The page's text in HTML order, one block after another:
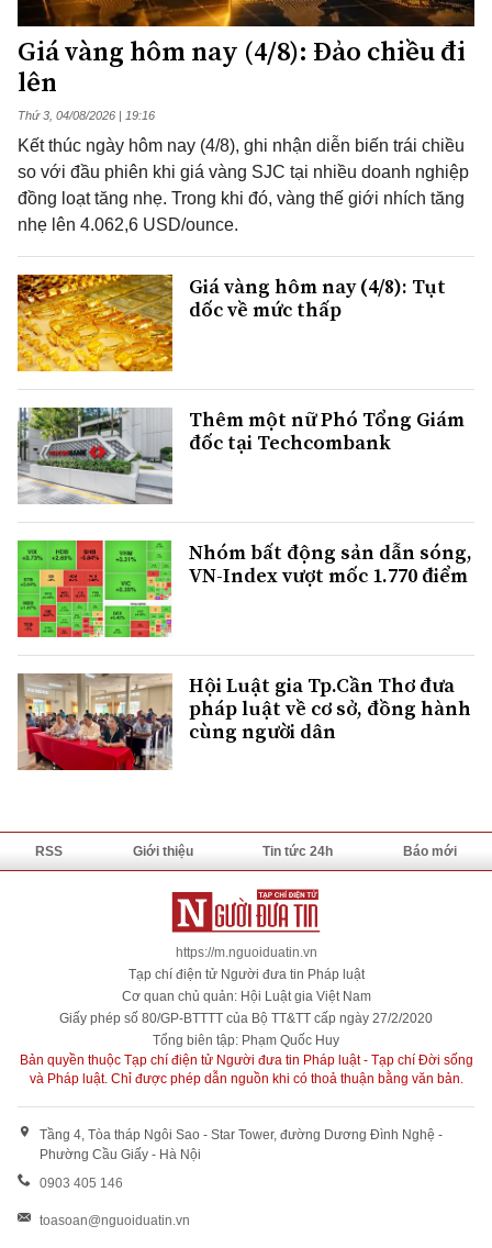
Giá vàng hôm nay (4/8): Đảo chiều đi
lên
Thứ 3, 04/08/2026 | 19:16
Kết thúc ngày hôm nay (4/8), ghi nhận diễn biến trái chiều
so với đầu phiên khi giá vàng SJC tại nhiều doanh nghiệp
đồng loạt tăng nhẹ. Trong khi đó, vàng thế giới nhích tăng
nhẹ lên 4.062,6 USD/ounce.
Giá vàng hôm nay (4/8): Tụt
dốc về mức thấp
Thêm một nữ Phó Tổng Giám
đốc tại Techcombank
Nhóm bất động sản dẫn sóng,
VN-Index vượt mốc 1.770 điểm
Hội Luật gia Tp.Cần Thơ đưa
pháp luật về cơ sở, đồng hành
cùng người dân
RSS Giới thiệu Tin tức 24h Báo mới
https://m.nguoiduatin.vn
Tạp chí điện tử Người đưa tin Pháp luật
Cơ quan chủ quản: Hội Luật gia Việt Nam
Giấy phép số 80/GP-BTTTT của Bộ TT&TT cấp ngày 27/2/2020
Tổng biên tập: Phạm Quốc Huy
Bản quyền thuộc Tạp chí điện tử Người đưa tin Pháp luật - Tạp chí Đời sống
và Pháp luật. Chỉ được phép dẫn nguồn khi có thoả thuận bằng văn bản.
Tầng 4, Tòa tháp Ngôi Sao - Star Tower, đường Dương Đình Nghệ -
Phường Cầu Giấy - Hà Nội
0903 405 146
toasoan@nguoiduatin.vn